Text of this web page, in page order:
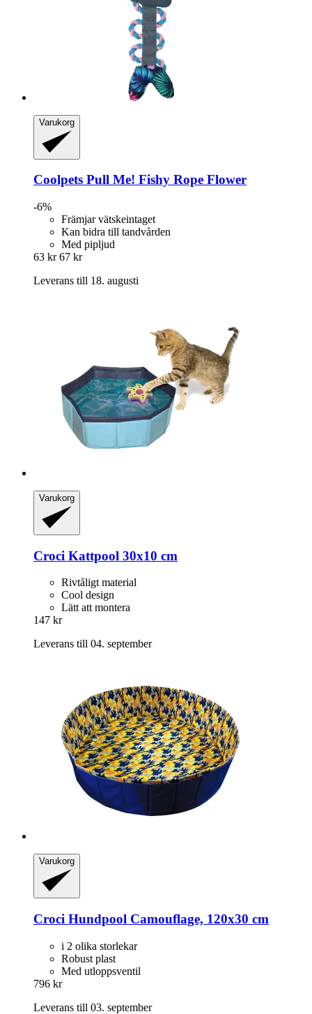
Varukorg
Coolpets Pull Me! Fishy Rope Flower
-6%
Främjar vätskeintaget
Kan bidra till tandvården
Med pipljud
63 kr 67 kr
Leverans till 18. augusti
Varukorg
Croci Kattpool 30x10 cm
Rivtåligt material
Cool design
Lätt att montera
147 kr
Leverans till 04. september
Varukorg
Croci Hundpool Camouflage, 120x30 cm
i 2 olika storlekar
Robust plast
Med utloppsventil
796 kr
Leverans till 03. september